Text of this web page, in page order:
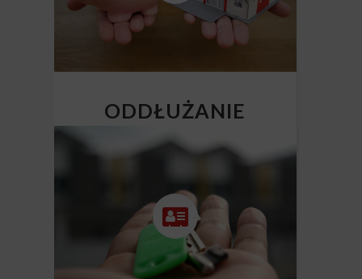
ODDŁUŻANIE
NIERUCHOMOŚCI